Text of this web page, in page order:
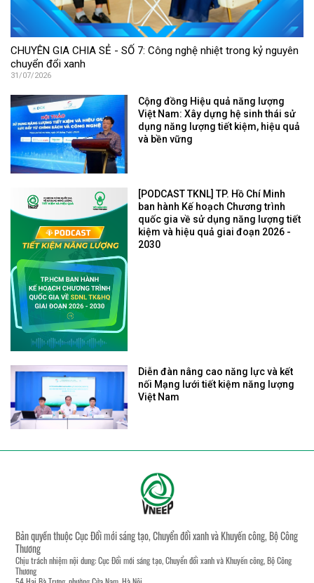
CHUYÊN GIA CHIA SẺ - SỐ 7: Công nghệ nhiệt trong kỷ nguyên
chuyển đổi xanh
31/07/2026
Cộng đồng Hiệu quả năng lượng
Việt Nam: Xây dựng hệ sinh thái sử
dụng năng lượng tiết kiệm, hiệu quả
và bền vững
[PODCAST TKNL] TP. Hồ Chí Minh
ban hành Kế hoạch Chương trình
quốc gia về sử dụng năng lượng tiết
kiệm và hiệu quả giai đoạn 2026 -
2030
Diễn đàn nâng cao năng lực và kết
nối Mạng lưới tiết kiệm năng lượng
Việt Nam
Bản quyền thuộc Cục Đổi mới sáng tạo, Chuyển đổi xanh và Khuyến công, Bộ Công
Thương
Chịu trách nhiệm nội dung: Cục Đổi mới sáng tạo, Chuyển đổi xanh và Khuyến công, Bộ Công
Thương